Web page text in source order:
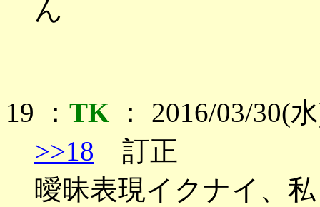
ん
19 ： TK ： 2016/03/30(
>>18 訂正
曖昧表現イクナイ、